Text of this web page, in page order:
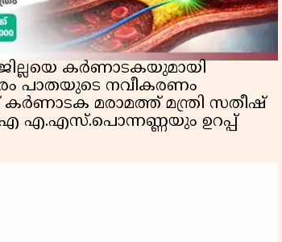
കർണാടകയുമായി
പാതയുടെ നവീകരണം
മരാമത്ത് മന്ത്രി സതീഷ്
എ.എസ്.പൊന്നണ്ണയും ഉറപ്പ്